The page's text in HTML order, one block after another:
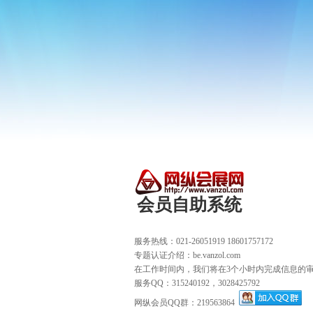
会员自助系统
服务热线：021-26051919 18601757172
专题认证介绍：be.vanzol.com
在工作时间内，我们将在3个小时内完成信息的
服务QQ：315240192，3028425792
网纵会员QQ群：219563864